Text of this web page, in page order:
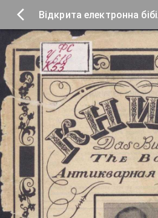
Відкрита електронна